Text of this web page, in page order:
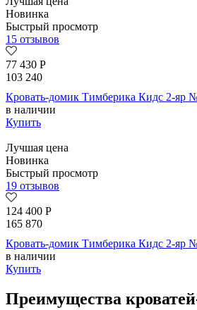
Новинка
Быстрый просмотр
15 отзывов
77 430 Р
103 240
Кровать-домик Тимберика Кидс 2-яр
в наличии
Купить
Лучшая цена
Новинка
Быстрый просмотр
19 отзывов
124 400 Р
165 870
Кровать-домик Тимберика Кидс 2-яр
в наличии
Купить
Преимущества